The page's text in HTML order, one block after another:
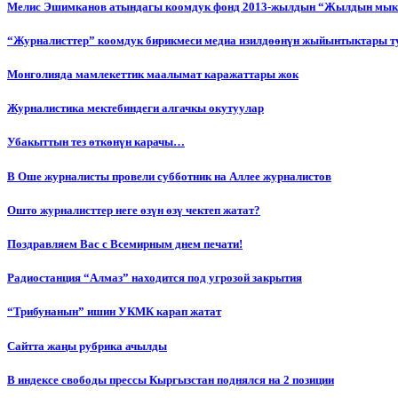
Мелис Эшимканов атындагы коомдук фонд 2013-жылдын “Жылдын
“Журналисттер” коомдук бирикмеси медиа изилдөөнүн жыйынтыктары
Монголияда мамлекеттик маалымат каражаттары жок
Журналистика мектебиндеги алгачкы окутуулар
Убакыттын тез өткөнүн карачы…
В Оше журналисты провели субботник на Аллее журналистов
Ошто журналисттер неге өзүн өзү чектеп жатат?
Поздравляем Вас с Всемирным днем печати!
Радиостанция “Алмаз” находится под угрозой закрытия
“Трибунанын” ишин УКМК карап жатат
Сайтта жаңы рубрика ачылды
В индексе свободы прессы Кыргызстан поднялся на 2 позиции